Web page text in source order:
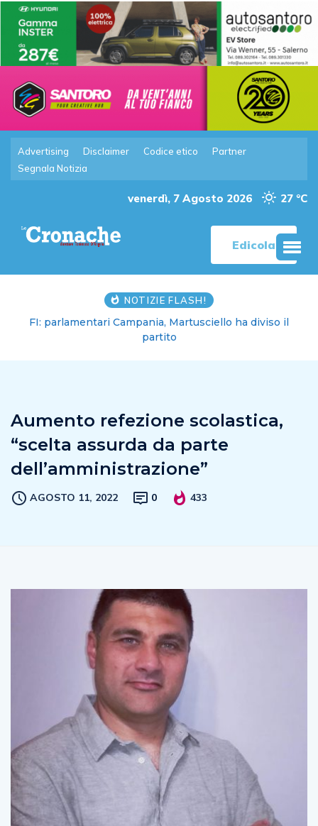
Advertising Disclaimer Codice etico
Partner
Segnala Notizia
venerdì, 7 Agosto 2026 27 °C
Edicola
NOTIZIE FLASH!
FI: parlamentari Campania, Martusciello ha diviso il
partito
Aumento refezione scolastica,
“scelta assurda da parte
dell’amministrazione”
AGOSTO 11, 2022 0 433